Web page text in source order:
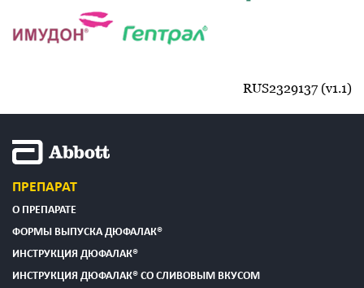
RUS2329137 (v1.1)
ПРЕПАРАТ
О ПРЕПАРАТЕ
ФОРМЫ ВЫПУСКА ДЮФАЛАК®
ИНСТРУКЦИЯ ДЮФАЛАК®
ИНСТРУКЦИЯ ДЮФАЛАК® СО СЛИВОВЫМ ВКУСОМ